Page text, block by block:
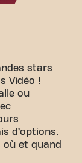
stars
Vidéo !
ou
d’options.
et quand